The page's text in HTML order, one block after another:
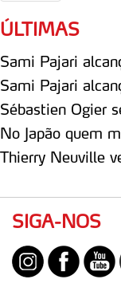
ÚLTIMAS
Sami Pajari
Sami Pajari
Sébastien Ogier
No Japão quem
Thierry Neuville
SIGA-NOS